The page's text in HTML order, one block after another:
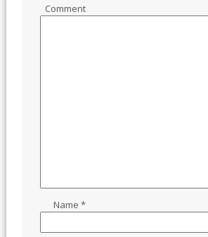
Comment
Name*